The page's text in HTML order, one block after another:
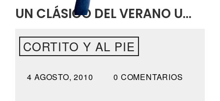
UN CLÁSICO DEL VERANO U…
CORTITO Y AL PIE
4 AGOSTO, 2010 0 COMENTARIOS